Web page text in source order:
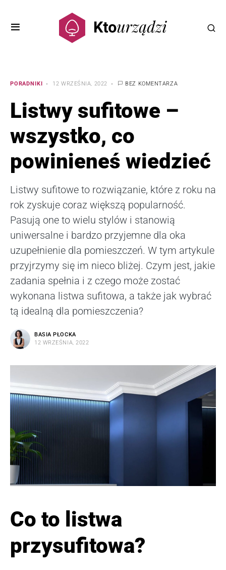
PORADNIKI 12 WRZEŚNIA, 2022 BEZ KOMENTARZA
Listwy sufitowe –
wszystko, co
powinieneś wiedzieć
Listwy sufitowe to rozwiązanie, które z roku na
rok zyskuje coraz większą popularność.
Pasują one to wielu stylów i stanowią
uniwersalne i bardzo przyjemne dla oka
uzupełnienie dla pomieszczeń. W tym artykule
przyjrzymy się im nieco bliżej. Czym jest, jakie
zadania spełnia i z czego może zostać
wykonana listwa sufitowa, a także jak wybrać
tą idealną dla pomieszczenia?
BASIA PŁOCKA
12 WRZEŚNIA, 2022
Co to listwa
przysufitowa?